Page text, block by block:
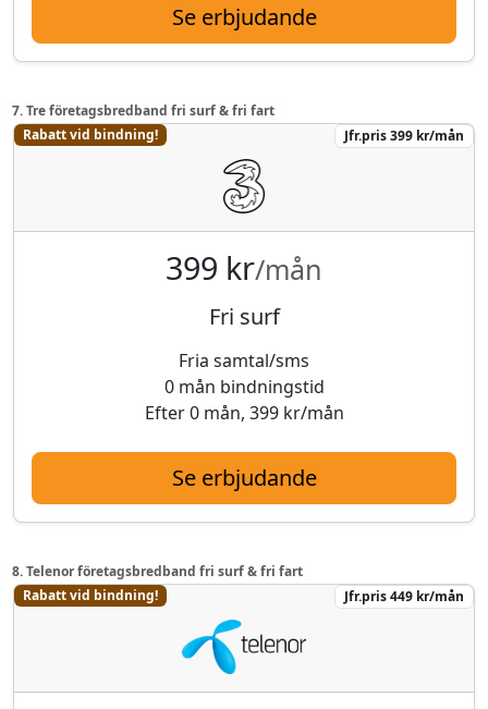
Se erbjudande
7. Tre företagsbredband fri surf & fri fart
Rabatt vid bindning!
Jfr.pris 399 kr/mån
399 kr/mån
Fri surf
Fria samtal/sms
0 mån bindningstid
Efter 0 mån, 399 kr/mån
Se erbjudande
8. Telenor företagsbredband fri surf & fri fart
Rabatt vid bindning!
Jfr.pris 449 kr/mån